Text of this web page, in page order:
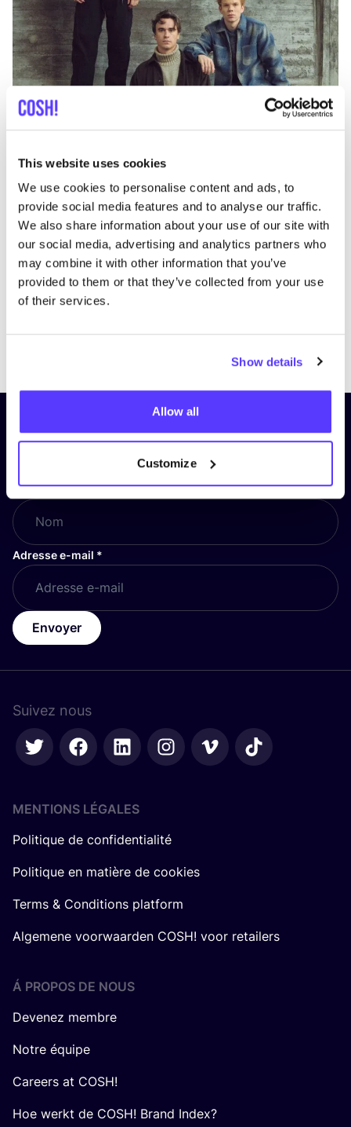
This website uses cookies
We use cookies to personalise content and ads, to
provide social media features and to analyse our traffic.
We also share information about your use of our site with
our social media, advertising and analytics partners who
may combine it with other information that you’ve
provided to them or that they’ve collected from your use
of their services.
Show details
Allow all
Customize
Inscrivez-vous à notre lettre
d’information et restez informé !
Nom*
Adresse e-mail *
Envoyer
Suivez nous
MENTIONS LÉGALES
Politique de confidentialité
Politique en matière de cookies
Terms & Conditions platform
Algemene voorwaarden COSH! voor retailers
Á PROPOS DE NOUS
Devenez membre
Notre équipe
Careers at COSH!
Hoe werkt de COSH! Brand Index?